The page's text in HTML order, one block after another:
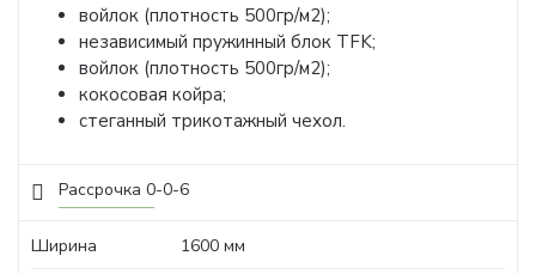
Рассрочка 0-0-6
войлок (плотность 500гр/м2);
независимый пружинный блок TFK;
войлок (плотность 500гр/м2);
кокосовая койра;
стеганный трикотажный чехол.
Ширина
1600 мм